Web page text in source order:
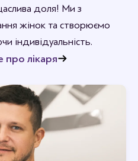
доля! Ми з
жінок та створюємо
індивідуальність.
про лікаря